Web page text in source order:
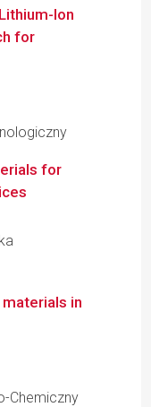
Ion
for
for
in
Chemiczny